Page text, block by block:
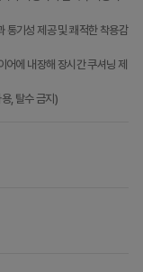
기성 제공 및 쾌적한 착용감
에 내장해 장시간 쿠셔닝 제
, 탈수 금지)